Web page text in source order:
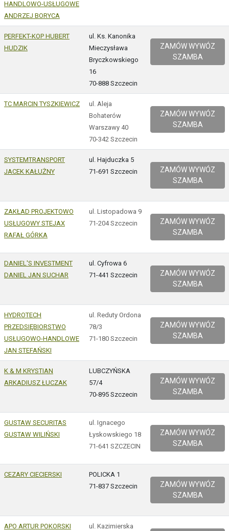
HANDLOWO-USŁUGOWE
ANDRZEJ BORYCA
PERFEKT-KOP HUBERT
HUDZIK
ul. Ks. Kanonika
Mieczysława
Bryczkowskiego
16
70-888 Szczecin
ZAMÓW WYWÓZ
SZAMBA
TC MARCIN TYSZKIEWICZ
ul. Aleja
Bohaterów
Warszawy 40
70-342 Szczecin
ZAMÓW WYWÓZ
SZAMBA
SYSTEMTRANSPORT
JACEK KAŁUŻNY
ul. Hajduczka 5
71-691 Szczecin
ZAMÓW WYWÓZ
SZAMBA
ZAKŁAD PROJEKTOWO
USŁUGOWY STEJAX
RAFAŁ GÓRKA
ul. Listopadowa 9
71-204 Szczecin
ZAMÓW WYWÓZ
SZAMBA
DANIEL'S INVESTMENT
DANIEL JAN SUCHAR
ul. Cyfrowa 6
71-441 Szczecin
ZAMÓW WYWÓZ
SZAMBA
HYDROTECH
PRZEDSIĘBIORSTWO
USŁUGOWO-HANDLOWE
JAN STEFAŃSKI
ul. Reduty Ordona
78/3
71-180 Szczecin
ZAMÓW WYWÓZ
SZAMBA
K & M KRYSTIAN
ARKADIUSZ ŁUCZAK
LUBCZYŃSKA
57/4
70-895 Szczecin
ZAMÓW WYWÓZ
SZAMBA
GUSTAW SECURITAS
GUSTAW WILIŃSKI
ul. Ignacego
Łyskowskiego 18
71-641 SZCZECIN
ZAMÓW WYWÓZ
SZAMBA
CEZARY CIECIERSKI
POLICKA 1
71-837 Szczecin
ZAMÓW WYWÓZ
SZAMBA
APO ARTUR POKORSKI
ul. Kazimierska